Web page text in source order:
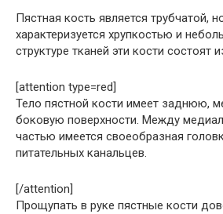
Пястная кость является трубчатой,
характеризуется хрупкостью и
структуре тканей эти кости состоят
[attention type=red]
Тело пястной кости имеет заднюю,
боковую поверхности. Между
частью имеется своеобразная
питательных канальцев.
[/attention]
Прощупать в руке пястные кости